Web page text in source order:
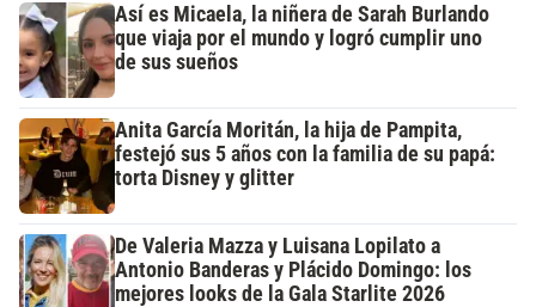
Así es Micaela, la niñera de Sarah Burlando
que viaja por el mundo y logró cumplir uno
de sus sueños
Anita García Moritán, la hija de Pampita,
festejó sus 5 años con la familia de su papá:
torta Disney y glitter
De Valeria Mazza y Luisana Lopilato a
Antonio Banderas y Plácido Domingo: los
mejores looks de la Gala Starlite 2026